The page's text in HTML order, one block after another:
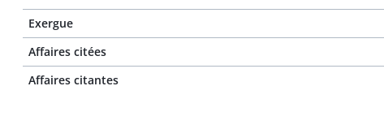
Exergue
Affaires citées
Affaires citantes